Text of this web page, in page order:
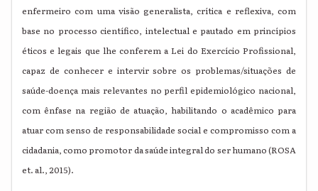
enfermeiro com uma visão generalista, crítica e reflexiva, com
base no processo científico, intelectual e pautado em princípios
éticos e legais que lhe conferem a Lei do Exercício Profissional,
capaz de conhecer e intervir sobre os problemas/situações de
saúde-doença mais relevantes no perfil epidemiológico nacional,
com ênfase na região de atuação, habilitando o acadêmico para
atuar com senso de responsabilidade social e compromisso com a
cidadania, como promotor da saúde integral do ser humano (ROSA
et. al., 2015).